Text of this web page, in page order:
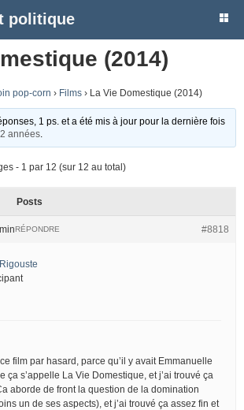
politique
(2014)
pop-corn › Films › La Vie Domestique (2014)
1 ps. et a été mis à jour pour la dernière fois
années
- 1 par 12 (sur 12 au total)
Posts
#8818
RÉPONDRE
film par hasard, parce qu’il y avait Emmanuelle
ça s’appelle La Vie Domestique, et j’ai trouvé ça
aborde de front la question de la domination
un de ses aspects), et j’ai trouvé ça assez fin et